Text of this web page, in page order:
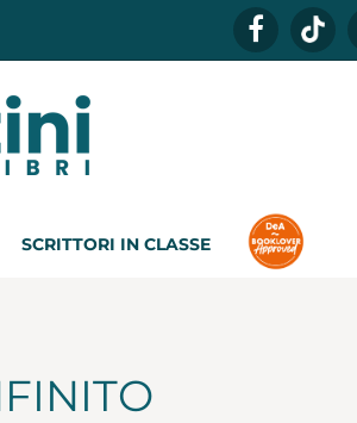
SCRITTORI IN CLASSE